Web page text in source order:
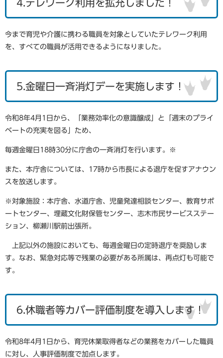
4.テレワーク利用を拡充しました！
今まで育児や介護に携わる職員を対象としていたテレワーク利用
を、すべての職員が活用できるようになりました。
5.金曜日一斉消灯デーを実施します！
令和8年4月1日から、「業務効率化の意識醸成」と「週末のプライ
ベートの充実を図る」ため、
毎週金曜日18時30分に庁舎の一斉消灯を行います。※
また、本庁舎については、17時から市長による退庁を促すアナウン
スを放送します。
※対象施設：本庁舎、水道庁舎、児童発達相談センター、教育サポ
ートセンター、埋蔵文化財保管センター、志木市民サービスステー
ション、柳瀬川駅前出張所。
上記以外の施設においても、毎週金曜日の定時退庁を奨励しま
す。なお、緊急対応等で残業の必要がある所属は、再点灯も可能で
す。
6.休職者等カバー評価制度を導入します！
令和8年4月1日から、育児休業取得者などの業務をカバーした職員
に対し、人事評価制度で加点します。